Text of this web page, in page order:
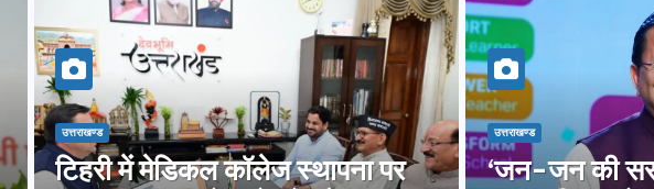
उत्तराखण्ड
टिहरी में मेडिकल कॉलेज स्थापना पर
उत्तराखण्ड
‘जन-जन की